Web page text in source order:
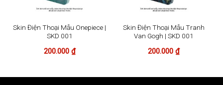
Skin Điện Thoại Mẫu Onepiece |
SKD 001
200.000 ₫
Skin Điện Thoại Mẫu Tranh
Van Gogh | SKD 001
200.000 ₫